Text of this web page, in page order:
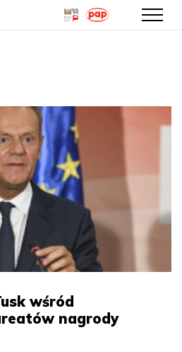
wśród
nagrody